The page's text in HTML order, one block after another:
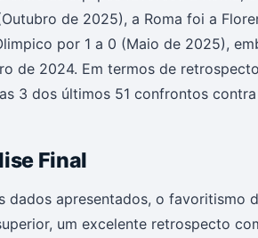
de 2025), a Roma foi a
por 1 a 0 (Maio de 2025),
de 2024. Em termos de
3 dos últimos 51 confrontos
Final
dados apresentados, o favoritismo
um excelente retrospecto